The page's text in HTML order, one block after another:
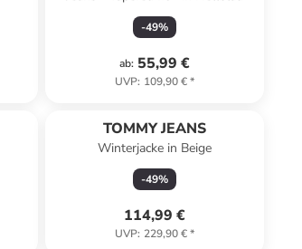
-49%
ab: 55,99 €
UVP: 109,90 €*
TOMMY JEANS
Winterjacke in Beige
-49%
114,99 €
UVP: 229,90 €*